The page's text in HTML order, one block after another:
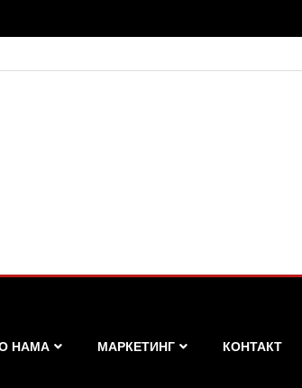
НАМА МАРКЕТИНГ КОНТАКТ